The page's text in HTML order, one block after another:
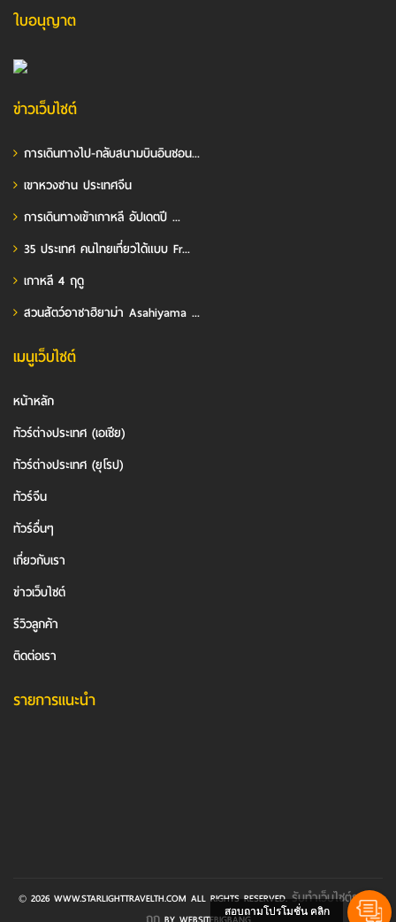
ใบอนุญาต
ข่าวเว็บไซต์
การเดินทางไป-กลับสนามบินอินชอน...
เขาหวงซาน ประเทศจีน
การเดินทางเข้าเกาหลี อัปเดตปี ...
35 ประเทศ คนไทยเที่ยวได้แบบ Fr...
เกาหลี 4 ฤดู
สวนสัตว์อาซาฮิยาม่า Asahiyama ...
เมนูเว็บไซต์
หน้าหลัก
ทัวร์ต่างประเทศ (เอเชีย)
ทัวร์ต่างประเทศ (ยุโรป)
ทัวร์จีน
ทัวร์อื่นๆ
เกี่ยวกับเรา
ข่าวเว็บไซต์
รีวิวลูกค้า
ติดต่อเรา
รายการแนะนำ
© 2026 WWW.STARLIGHTTRAVELTH.COM ALL RIGHTS RESERVED.รับทําเว็บไซต์ราคา
สอบถามโปรโมชั่น คลิก